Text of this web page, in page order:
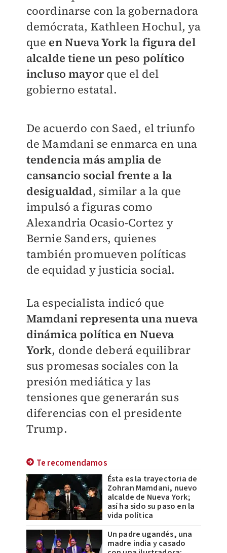
coordinarse con la gobernadora
demócrata, Kathleen Hochul, ya
que en Nueva York la figura del
alcalde tiene un peso político
incluso mayorque el del
gobierno estatal.
De acuerdo con Saed, el triunfo
de Mamdani se enmarca en una
tendencia más amplia de
cansancio social frente a la
desigualdad, similar a la que
impulsó a figuras como
Alexandria Ocasio-Cortez y
Bernie Sanders, quienes
también promueven políticas
de equidad y justicia social.
La especialista indicó que
Mamdani representa una nueva
dinámica política en Nueva
York, donde deberá equilibrar
sus promesas sociales con la
presión mediática y las
tensiones que generarán sus
diferencias con el presidente
Trump.
Te recomendamos
Ésta es la trayectoria de
Zohran Mamdani, nuevo
alcalde de Nueva York;
así ha sido su paso en la
vida política
Un padre ugandés, una
madre india y casado